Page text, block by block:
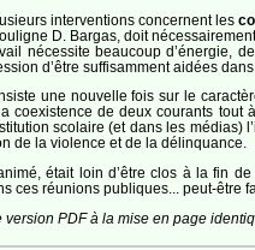
interventions concernent les
D. Bargas, doit
nécessite beaucoup d’énergie,
d’être suffisamment aidées
une nouvelle fois sur le
coexistence de deux courants
scolaire (et dans les médias)
de la violence et de la délinquance.
était loin d’être clos à la fin
ces réunions publiques... peut-être
version PDF à la mise en page